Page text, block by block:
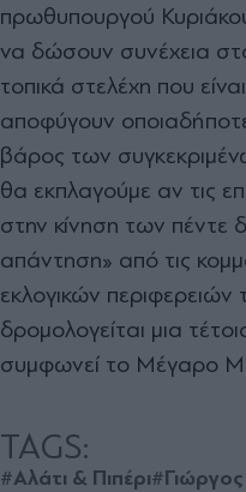
πρωθυπουργού
να δώσουν συνέχεια
τοπικά στελέχη που
αποφύγουν
βάρος των
θα εκπλαγούμε αν τις
στην κίνηση των πέντε
απάντηση» από τις
εκλογικών
δρομολογείται μια
συμφωνεί το Μέγαρο
TAGS:
#Αλάτι & Πιπέρι#Γιώργος